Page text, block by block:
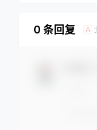
0 条回复 A